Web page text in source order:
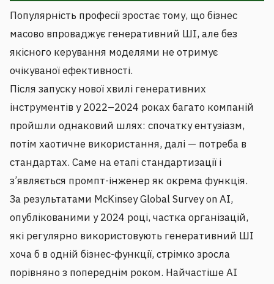
Популярність професії зростає тому, що бізнес
масово впроваджує генеративний ШІ, але без
якісного керування моделями не отримує
очікуваної ефективності.
Після запуску нової хвилі генеративних
інструментів у 2022–2024 роках багато компаній
пройшли однаковий шлях: спочатку ентузіазм,
потім хаотичне використання, далі — потреба в
стандартах. Саме на етапі стандартизації і
з’являється промпт-інженер як окрема функція.
За результатами McKinsey Global Survey on AI,
опублікованими у 2024 році, частка організацій,
які регулярно використовують генеративний ШІ
хоча б в одній бізнес-функції, стрімко зросла
порівняно з попереднім роком. Найчастіше AI